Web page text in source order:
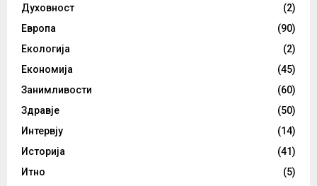
Духовност
(2)
Европа
(90)
Екологија
(2)
Економија
(45)
Занимливости
(60)
Здравје
(50)
Интервју
(14)
Историја
(41)
Итно
(5)